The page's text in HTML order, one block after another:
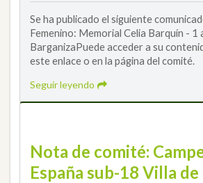
Se ha publicado el siguiente
Femenino: Memorial Celia Barquín - 1
BarganizaPuede acceder a su
este enlace o en la página del comité.
Seguir leyendo
Nota de comité:
España sub-18 Villa